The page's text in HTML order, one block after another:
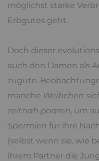
möglichst starke
Erbgutes geht.
Doch dieser
auch den Damen als
zugute.
manche Weibchen
zeitnah paaren, um
Spermien für ihre
(selbst wenn sie, wie
ihrem Partner die